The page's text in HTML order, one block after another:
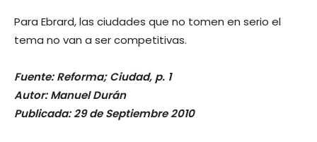
Para Ebrard, las ciudades que no tomen en serio el
tema no van a ser competitivas.
Fuente: Reforma; Ciudad, p. 1
Autor: Manuel Durán
Publicada: 29 de Septiembre 2010